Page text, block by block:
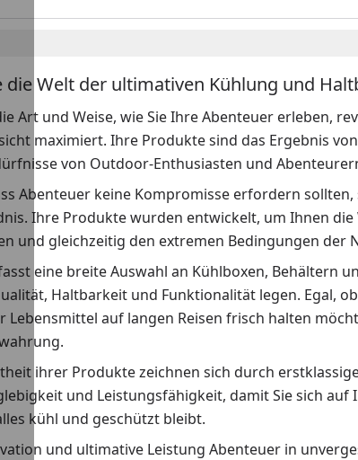
die Welt der ultimativen Kühlung und
Art und Weise, wie Sie Ihre Abenteuer erleben,
maximiert. Ihre Produkte sind das Ergebnis
von Outdoor-Enthusiasten und
Abenteuer keine Kompromisse erfordern
Ihre Produkte wurden entwickelt, um Ihnen
und gleichzeitig den extremen Bedingungen der
eine breite Auswahl an Kühlboxen, Behältern
Haltbarkeit und Funktionalität legen. Egal,
Lebensmittel auf langen Reisen frisch halten
ihrer Produkte zeichnen sich durch
und Leistungsfähigkeit, damit Sie sich
kühl und geschützt bleibt.
und ultimative Leistung Abenteuer in